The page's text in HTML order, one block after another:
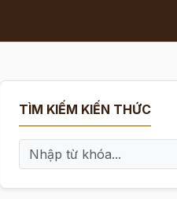
TÌM KIẾM KIẾN THỨC